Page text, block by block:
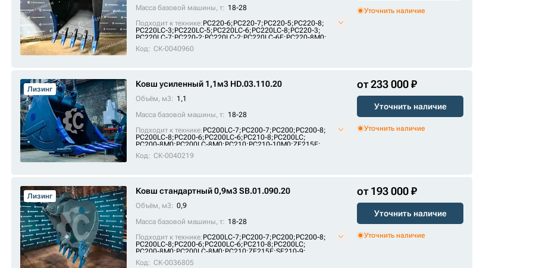
Масса базовой машины, т: 18-28
Подходит к технике:PC220-6;PC220-7;PC220-5;PC220-8;
PC220LC-3;PC220LC-5;PC220LC-6;PC220LC-8;PC220-3;
PC220LC-7;PC220-2;PC220LC-2;PC220LC-6E;PC220-8M0;
SE220;ZE245E; PC220
Код: СК-0040960
Уточнить наличие
Лизинг
Ковш усиленный 1,1м3 HD.03.110.20
Объём, м3: 1,1
Масса базовой машины, т: 18-28
Подходит к технике:PC200LC-7;PC200-7;PC200;PC200-8;
PC200LC-8;PC200-6;PC200LC-6;PC210-8;PC200LC;
PC200-8M0;PC200LC-8M0;PC210;PC210-10M0;ZE215E;
SE215;SE210-9;PC210LC
Код: СК-0040219
от 233 000 ₽
Уточнить наличие
Уточнить наличие
Лизинг
Ковш стандартный 0,9м3 SB.01.090.20
Объём, м3: 0,9
Масса базовой машины, т: 18-28
Подходит к технике:PC200LC-7;PC200-7;PC200;PC200-8;
PC200LC-8;PC200-6;PC200LC-6;PC210-8;PC200LC;
PC200-8M0;PC200LC-8M0;PC210;ZE215E;SE210-9;
PC210LC ;FR225E2
Код: СК-0036805
от 193 000 ₽
Уточнить наличие
Уточнить наличие